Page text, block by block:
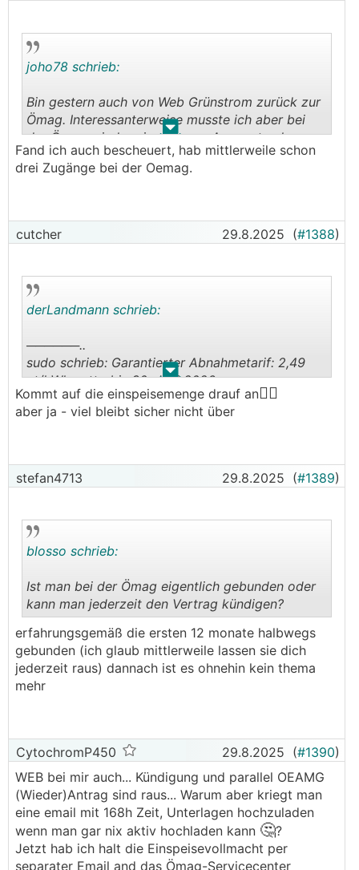
. .
joho78 schrieb:
Bin gestern auch von Web Grünstrom zurück zur
Ömag. Interessanterweise musste ich aber bei
der Ömag wieder einen neuen Account anlegen
(mit sämtlichen Daten) damit ich ein Ticket
ziehen konnte (hab jedenfalls keine andere
Fand ich auch bescheuert, hab mittlerweile schon
drei Zugänge bei der Oemag.
cutcher 29.8.2025 (#1388)
. .
derLandmann schrieb:
──────..
sudo schrieb: Garantierter Abnahmetarif: 2,49
ct/kWh netto bis 30. Juni 2026
Grundpreis: 3,00 EUR brutto
───────────────
Einspeisen dann also 1c/kWh🤣- oder noch was
drauflegen!
Kommt auf die einspeisemenge drauf an🤷‍♂️
aber ja - viel bleibt sicher nicht über
stefan4713 29.8.2025 (#1389)
..
blosso schrieb:
Ist man bei der Ömag eigentlich gebunden oder
kann man jederzeit den Vertrag kündigen?
erfahrungsgemäß die ersten 12 monate halbwegs
gebunden (ich glaub mittlerweile lassen sie dich
jederzeit raus) dannach ist es ohnehin kein thema
mehr
CytochromP450 29.8.2025 (#1390)
WEB bei mir auch... Kündigung und parallel OEAMG
(Wieder)Antrag sind raus... Warum aber kriegt man
eine email mit 168h Zeit, Unterlagen hochzuladen
wenn man gar nix aktiv hochladen kann 🤔?
Jetzt hab ich halt die Einspeisevollmacht per
separater Email and das Ömag-Servicecenter